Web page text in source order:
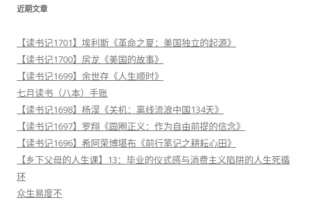
近期文章
【读书记1701】埃利斯《革命之夏：美国独立的起源》
【读书记1700】房龙《美国的故事》
【读书记1699】余世存《人生顺时》
七月读书（八本）手账
【读书记1698】杨淏《关机：离线流浪中国134天》
【读书记1697】罗翔《圆圈正义：作为自由前提的信念》
【读书记1696】希阿荣博堪布《前行笔记之耕耘心田》
【乡下父母的人生课】13：毕业的仪式感与消费主义陷阱的人生死循
环
众生易度不